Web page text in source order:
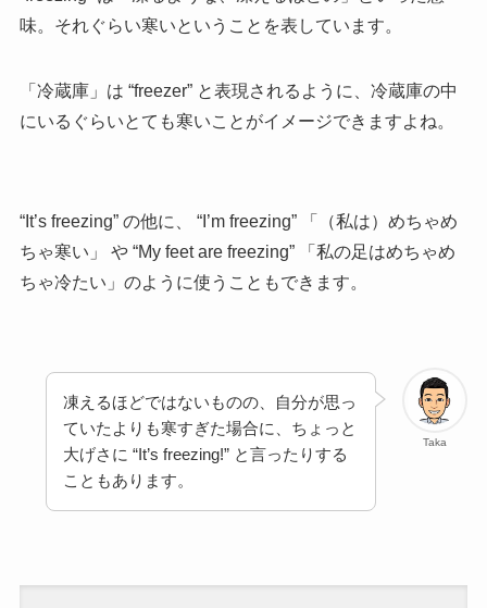
味。それぐらい寒いということを表しています。
「冷蔵庫」は “freezer” と表現されるように、冷蔵庫の中
にいるぐらいとても寒いことがイメージできますよね。
“It’s freezing” の他に、 “I’m freezing” 「（私は）めちゃめ
ちゃ寒い」 や “My feet are freezing” 「私の足はめちゃめ
ちゃ冷たい」のように使うこともできます。
Taka
凍えるほどではないものの、自分が思っ
ていたよりも寒すぎた場合に、ちょっと
大げさに “It’s freezing!” と言ったりする
こともあります。